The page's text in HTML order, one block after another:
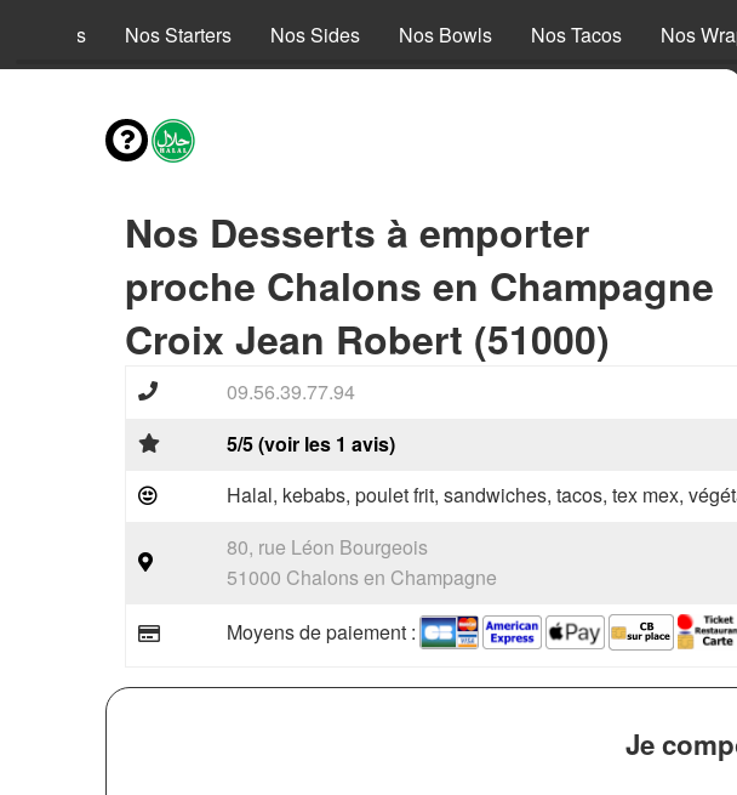
envies Nos Starters Nos Sides Nos Bowls Nos Tacos Nos
Nos Desserts à emporter
proche Chalons en Champagne
Croix Jean Robert (51000)
09.56.39.77.94
5/5 (voir les 1 avis)
Halal, kebabs, poulet frit, sandwiches, tacos, tex mex,
80, rue Léon Bourgeois
51000 Chalons en Champagne
Moyens de paiement :
Je